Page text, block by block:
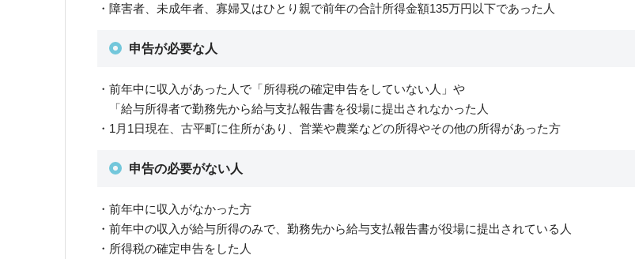
・障害者、未成年者、寡婦又はひとり親で前年の合計所得金額135万円以下であった人
申告が必要な人
・前年中に収入があった人で「所得税の確定申告をしていない人」や
「給与所得者で勤務先から給与支払報告書を役場に提出されなかった人
・1月1日現在、古平町に住所があり、営業や農業などの所得やその他の所得があった方
申告の必要がない人
・前年中に収入がなかった方
・前年中の収入が給与所得のみで、勤務先から給与支払報告書が役場に提出されている人
・所得税の確定申告をした人